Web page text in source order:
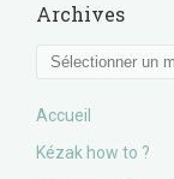
Archives
Archives
Accueil
Kézak how to ?